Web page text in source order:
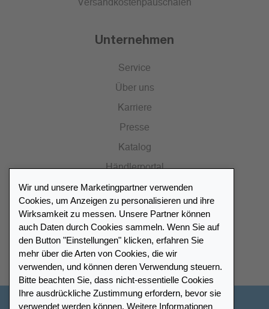
Versandkostenpauschalen
Unternehmen
Service
Über uns
Karriere
Presse
Katalog
Händlerportal
Händlerverzeichnis
Meinen Leuchtturm Händler finden
Wir und unsere Marketingpartner verwenden
Cookies, um Anzeigen zu personalisieren und ihre
Wirksamkeit zu messen. Unsere Partner können
auch Daten durch Cookies sammeln. Wenn Sie auf
den Button "Einstellungen" klicken, erfahren Sie
mehr über die Arten von Cookies, die wir
verwenden, und können deren Verwendung steuern.
Bitte beachten Sie, dass nicht-essentielle Cookies
Ihre ausdrückliche Zustimmung erfordern, bevor sie
verwendet werden können. Weitere Informationen
Deutschland